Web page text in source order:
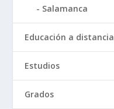
Salamanca
Educación a distancia
Estudios
Grados